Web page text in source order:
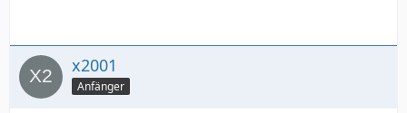
x2001
Anfänger